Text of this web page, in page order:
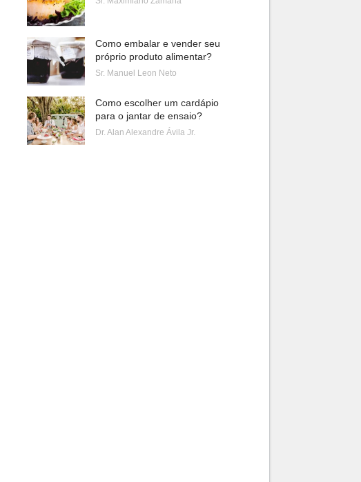
Como embalar e vender seu
próprio produto alimentar?
Sr. Manuel Leon Neto
Como escolher um cardápio
para o jantar de ensaio?
Dr. Alan Alexandre Ávila Jr.